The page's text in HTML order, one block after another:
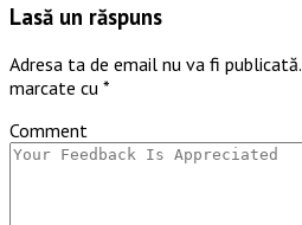
Lasă un răspuns
Adresa ta de email nu va fi publicată.
marcate cu *
Comment